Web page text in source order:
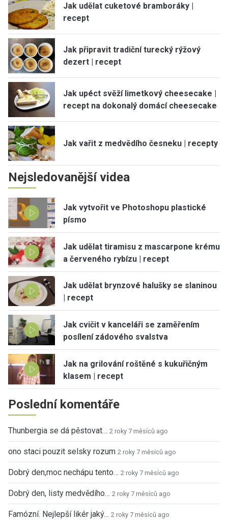
Jak udělat cuketové bramboráky |
recept
Jak připravit tradiční turecký rýžový
dezert | recept
Jak upéct svěží limetkový cheesecake |
recept na dokonalý domácí cheesecake
Jak vařit z medvědího česneku | recepty
Nejsledovanější videa
Jak vytvořit ve Photoshopu plastické
písmo
Jak udělat tiramisu z mascarpone krému
a červeného rybízu | recept
Jak udělat brynzové halušky se slaninou
| recept
Jak cvičit v kanceláři se zaměřením
posílení zádového svalstva
Jak na grilování roštěné s kukuřičným
klasem | recept
Poslední komentáře
Thunbergia se dá pěstovat… 2 roky 7 měsíců ago
ono staci pouzit selsky rozum 2 roky 7 měsíců ago
Dobrý den,moc nechápu tento… 2 roky 7 měsíců ago
Dobrý den, listy medvědího… 2 roky 7 měsíců ago
Famózní. Nejlepší likér jaký… 2 roky 7 měsíců ago